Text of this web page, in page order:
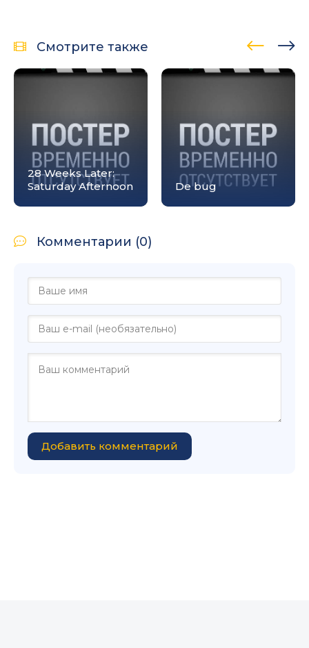
Смотрите также
28 Weeks Later:
Saturday Afternoon
De bug
Комментарии (0)
Добавить комментарий